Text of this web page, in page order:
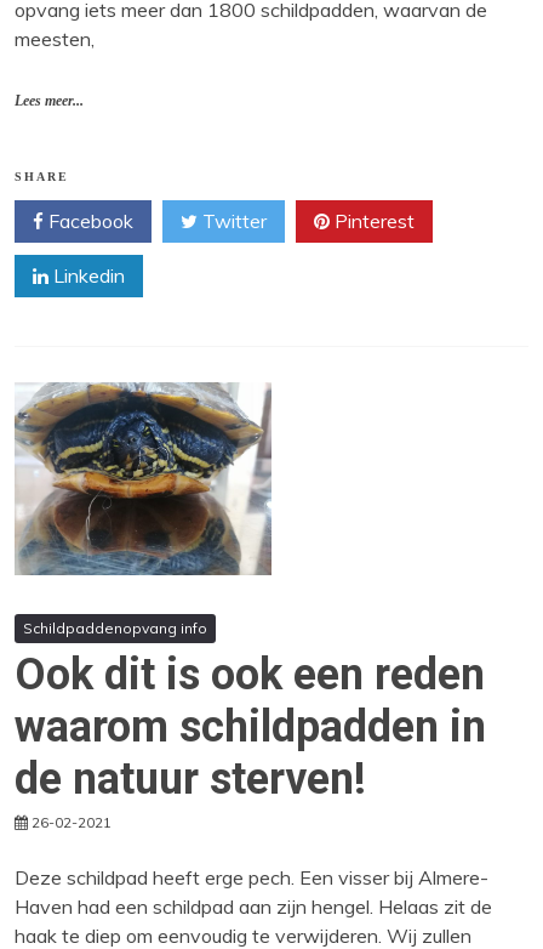
opvang iets meer dan 1800 schildpadden, waarvan de
meesten,
Lees meer...
SHARE
Facebook Twitter Pinterest
Linkedin
Schildpaddenopvang info
Ook dit is ook een reden
waarom schildpadden in
de natuur sterven!
26-02-2021
Deze schildpad heeft erge pech. Een visser bij Almere-
Haven had een schildpad aan zijn hengel. Helaas zit de
haak te diep om eenvoudig te verwijderen. Wij zullen